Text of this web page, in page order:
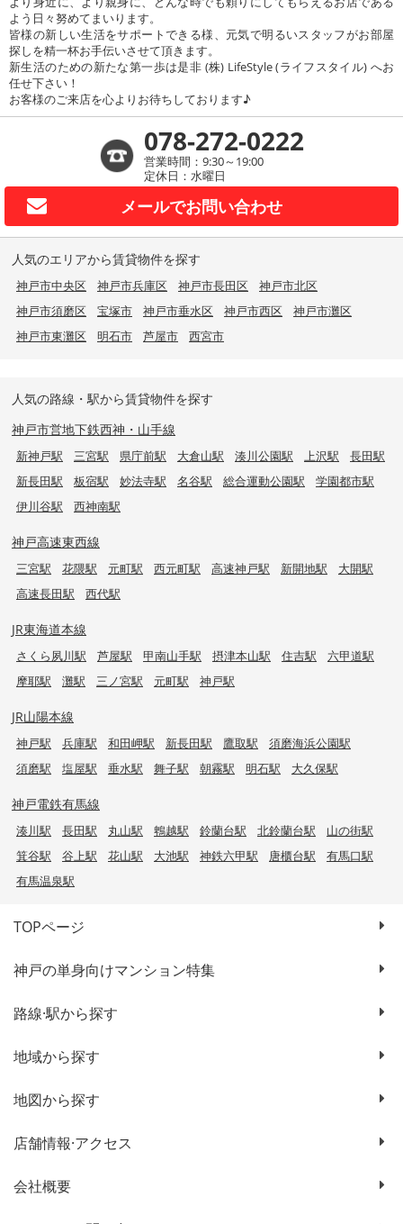
よう日々努めてまいります。
皆様の新しい生活をサポートできる様、元気で明るいスタッフがお部屋
探しを精一杯お手伝いさせて頂きます。
新生活のための新たな第一歩は是非 (株) LifeStyle (ライフスタイル) へお
任せ下さい！
お客様のご来店を心よりお待ちしております♪
078-272-0222
営業時間：9:30～19:00
定休日：水曜日
メールでお問い合わせ
人気のエリアから賃貸物件を探す
神戸市中央区 神戸市兵庫区 神戸市長田区
神戸市北区
神戸市須磨区
宝塚市 神戸市垂水区 神戸市西区
神戸市灘区
神戸市東灘区
明石市 芦屋市 西宮市
人気の路線・駅から賃貸物件を探す
神戸市営地下鉄西神・山手線
新神戸駅 三宮駅 県庁前駅 大倉山駅 湊川公園駅 上沢駅
長田駅
新長田駅
板宿駅 妙法寺駅 名谷駅 総合運動公園駅
学園都市駅
伊川谷駅
西神南駅
神戸高速東西線
三宮駅 花隈駅 元町駅 西元町駅 高速神戸駅 新開地駅
大開駅
高速長田駅
西代駅
JR東海道本線
さくら夙川駅 芦屋駅 甲南山手駅 摂津本山駅 住吉駅
六甲道駅
摩耶駅
灘駅 三ノ宮駅 元町駅 神戸駅
JR山陽本線
神戸駅 兵庫駅 和田岬駅 新長田駅 鷹取駅
須磨海浜公園駅
須磨駅
塩屋駅 垂水駅 舞子駅 朝霧駅 明石駅 大久保駅
神戸電鉄有馬線
湊川駅 長田駅 丸山駅 鵯越駅 鈴蘭台駅 北鈴蘭台駅
山の街駅
箕谷駅
谷上駅 花山駅 大池駅 神鉄六甲駅 唐櫃台駅
有馬口駅
有馬温泉駅
TOPページ
神戸の単身向けマンション特集
路線·駅から探す
地域から探す
地図から探す
店舗情報·アクセス
会社概要